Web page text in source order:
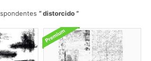
distorcido